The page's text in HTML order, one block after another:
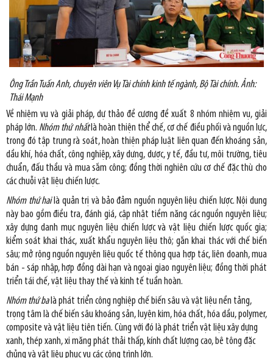
Ông Trần Tuấn Anh, chuyên viên Vụ Tài chính kinh tế ngành, Bộ Tài chính. Ảnh:
Thái Mạnh
Về nhiệm vụ và giải pháp, dự thảo đề cương đề xuất 8 nhóm nhiệm vụ, giải
pháp lớn. Nhóm thứ nhấtlà hoàn thiện thể chế, cơ chế điều phối và nguồn lực,
trong đó tập trung rà soát, hoàn thiện pháp luật liên quan đến khoáng sản,
dầu khí, hóa chất, công nghiệp, xây dựng, dược, y tế, đầu tư, môi trường, tiêu
chuẩn, đấu thầu và mua sắm công; đồng thời nghiên cứu cơ chế đặc thù cho
các chuỗi vật liệu chiến lược.
Nhóm thứ hailà quản trị và bảo đảm nguồn nguyên liệu chiến lược. Nội dung
này bao gồm điều tra, đánh giá, cập nhật tiềm năng các nguồn nguyên liệu;
xây dựng danh mục nguyên liệu chiến lược và vật liệu chiến lược quốc gia;
kiểm soát khai thác, xuất khẩu nguyên liệu thô; gắn khai thác với chế biến
sâu; mở rộng nguồn nguyên liệu quốc tế thông qua hợp tác, liên doanh, mua
bán - sáp nhập, hợp đồng dài hạn và ngoại giao nguyên liệu; đồng thời phát
triển tái chế, vật liệu thay thế và kinh tế tuần hoàn.
Nhóm thứ balà phát triển công nghiệp chế biến sâu và vật liệu nền tảng,
trọng tâm là chế biến sâu khoáng sản, luyện kim, hóa chất, hóa dầu, polymer,
composite và vật liệu tiên tiến. Cùng với đó là phát triển vật liệu xây dựng
xanh, thép xanh, xi măng phát thải thấp, kính chất lượng cao, bê tông đặc
chủng và vật liệu phục vụ các công trình lớn.